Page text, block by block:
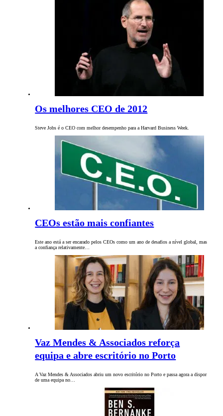
Os melhores CEO de 2012
Steve Jobs é o CEO com melhor desempenho para a Harvard Business Week.
CEOs estão mais confiantes
Este ano está a ser encarado pelos CEOs como um ano de desafios a nível global, mas
a confiança relativamente…
Vaz Mendes & Associados reforça
equipa e abre escritório no Porto
A Vaz Mendes & Associados abriu um novo escritório no Porto e passa agora a dispor
de uma equipa no…